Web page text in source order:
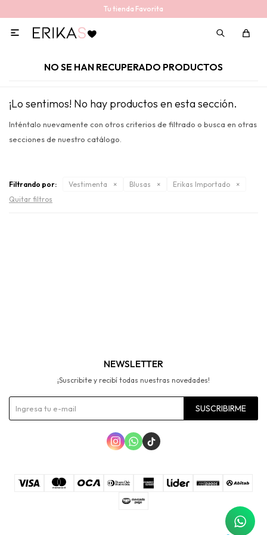
Tu tienda Favorita

NO SE HAN RECUPERADO PRODUCTOS
¡Lo sentimos! No hay productos en esta sección.
Inténtalo nuevamente con otros criterios de filtrado o busca en otras
secciones de nuestro catálogo.
Filtrando por: Vestimenta Blusas
Erikas Importado
Quitar filtros
NEWSLETTER
¡Suscribite y recibí todas nuestras novedades!
SUSCRIBIRME
  